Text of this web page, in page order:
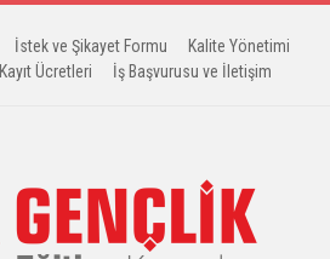
İstek ve Şikayet Formu
Kalite Yönetimi
Kayıt Ücretleri İş Başvurusu ve İletişim